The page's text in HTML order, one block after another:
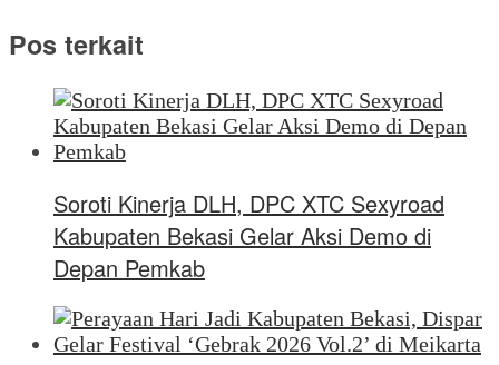
Pos terkait
Soroti Kinerja DLH, DPC XTC Sexyroad
Kabupaten Bekasi Gelar Aksi Demo di
Depan Pemkab